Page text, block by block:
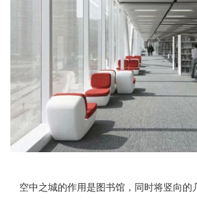
空中之城的作用是图书馆，同时将竖向的